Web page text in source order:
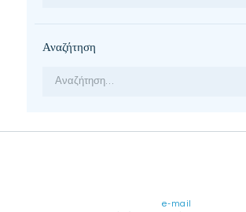
Αναζήτηση
Αναζήτηση
e-mail